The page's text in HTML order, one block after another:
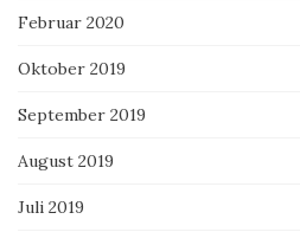
Februar 2020
Oktober 2019
September 2019
August 2019
Juli 2019